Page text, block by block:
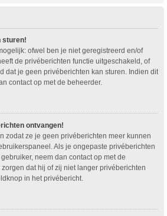
sturen!
ofwel ben je niet geregistreerd en/of
de privéberichten functie uitgeschakeld, of
dat je geen privéberichten kan sturen. Indien dit
contact op met de beheerder.
ontvangen!
zodat ze je geen privéberichten meer kunnen
Als je ongepaste privéberichten
neem dan contact op met de
dat hij of zij niet langer privéberichten
in het privébericht.